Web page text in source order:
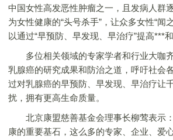
中国女性高发恶性肿瘤之一，且发病人群
为女性健康的“头号杀手”，让众多女性“闻
以通过“早预防、早发现、早治疗”提高***和
多位相关领域的专家学者和行业大咖
乳腺癌的研究成果和防治之道，呼吁社会
过对乳腺癌的早预防、早发现、早治疗让
扰，拥有更高生命质量。
北京康盟慈善基金会理事长柳莺表示：
康的重要基石，这么多的专家、企业、爱